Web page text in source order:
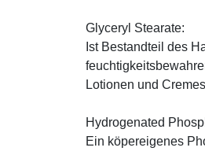
Glyceryl Stearate:
Ist Bestandteil des
Lotionen und
Hydrogenated
Ein köpereigenes